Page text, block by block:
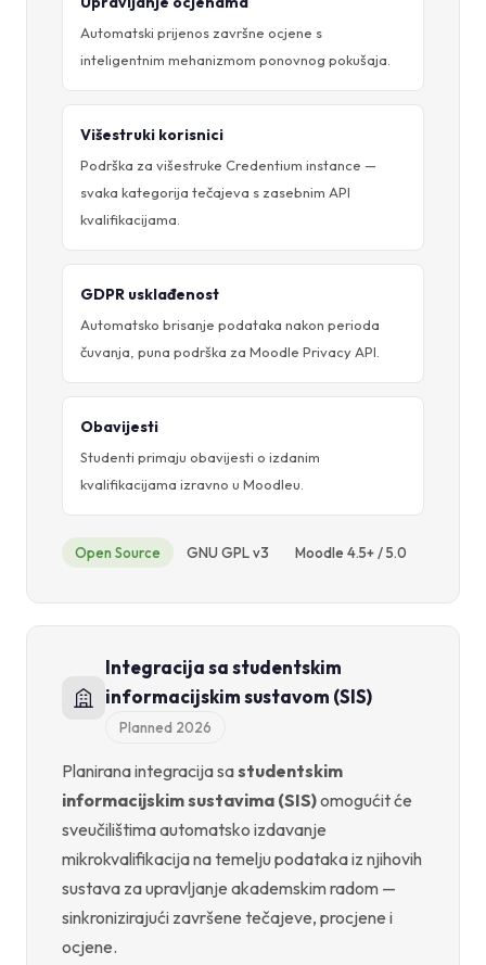
Automatski prijenos završne ocjene s
inteligentnim mehanizmom ponovnog pokušaja.
Višestruki korisnici
Podrška za višestruke Credentium instance —
svaka kategorija tečajeva s zasebnim API
kvalifikacijama.
GDPR usklađenost
Automatsko brisanje podataka nakon perioda
čuvanja, puna podrška za Moodle Privacy API.
Obavijesti
Studenti primaju obavijesti o izdanim
kvalifikacijama izravno u Moodleu.
Open Source GNU GPL v3 Moodle 4.5+ / 5.0
Integracija sa studentskim
informacijskim sustavom (SIS)
Planned 2026
Planirana integracija sastudentskim
informacijskim sustavima (SIS)omogućit će
sveučilištima automatsko izdavanje
mikrokvalifikacija na temelju podataka iz njihovih
sustava za upravljanje akademskim radom —
sinkronizirajući završene tečajeve, procjene i
ocjene.